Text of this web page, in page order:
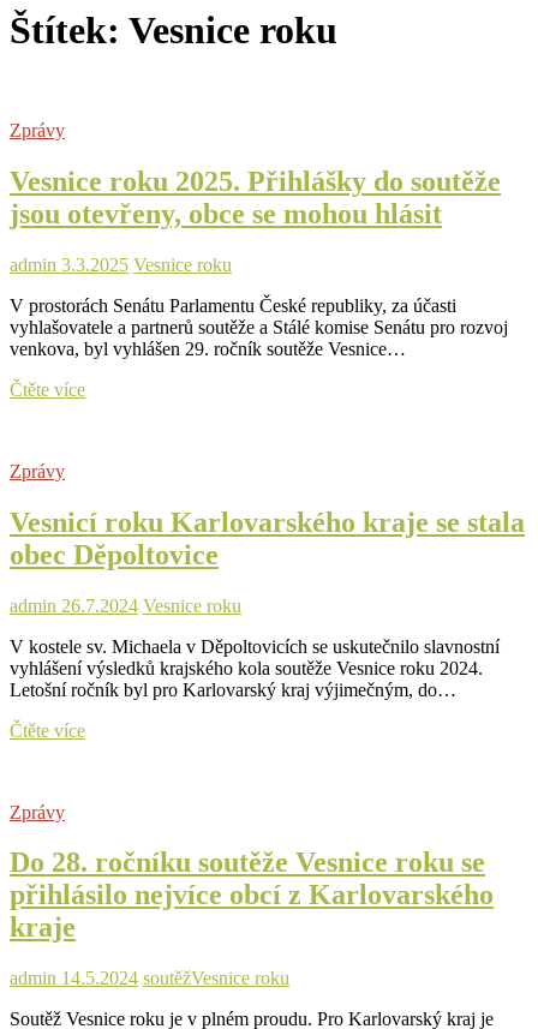
Štítek: Vesnice roku
Zprávy
Vesnice roku 2025. Přihlášky do soutěže
jsou otevřeny, obce se mohou hlásit
admin 3.3.2025 Vesnice roku
V prostorách Senátu Parlamentu České republiky, za účasti
vyhlašovatele a partnerů soutěže a Stálé komise Senátu pro rozvoj
venkova, byl vyhlášen 29. ročník soutěže Vesnice…
Čtěte víceVesnice
jsou
otevřeny,
obce
mohou
Zprávy
Vesnicí roku Karlovarského kraje se stala
obec Děpoltovice
admin 26.7.2024 Vesnice roku
V kostele sv. Michaela v Děpoltovicích se uskutečnilo slavnostní
vyhlášení výsledků krajského kola soutěže Vesnice roku 2024.
Letošní ročník byl pro Karlovarský kraj výjimečným, do…
Čtěte víceVesnicí
obec
Děpoltovice
Zprávy
Do 28. ročníku soutěže Vesnice roku se
přihlásilo nejvíce obcí z Karlovarského
kraje
admin 14.5.2024 soutěžVesnice roku
Soutěž Vesnice roku je v plném proudu. Pro Karlovarský kraj je